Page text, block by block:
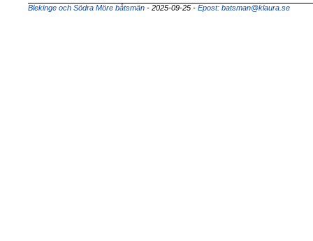
Blekinge och Södra Möre båtsmän - 2025-09-25 - Epost: batsman@klaura.se